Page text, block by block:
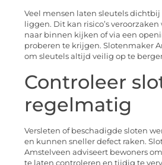
Veel mensen laten sleutels
liggen. Dit kan risico’s
naar binnen kijken of via een
proberen te krijgen. Slotenmaker
om sleutels altijd veilig op te
Controleer
regelmatig
Versleten of beschadigde sloten
en kunnen sneller defect raken.
Amstelveen adviseert bewoners
te laten controleren en tijdig te